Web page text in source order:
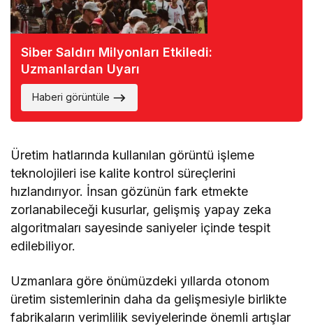
Siber Saldırı Milyonları Etkiledi:
Uzmanlardan Uyarı
Haberi görüntüle
Üretim hatlarında kullanılan görüntü işleme
teknolojileri ise kalite kontrol süreçlerini
hızlandırıyor. İnsan gözünün fark etmekte
zorlanabileceği kusurlar, gelişmiş yapay zeka
algoritmaları sayesinde saniyeler içinde tespit
edilebiliyor.
Uzmanlara göre önümüzdeki yıllarda otonom
üretim sistemlerinin daha da gelişmesiyle birlikte
fabrikaların verimlilik seviyelerinde önemli artışlar